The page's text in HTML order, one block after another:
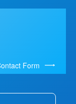
Form